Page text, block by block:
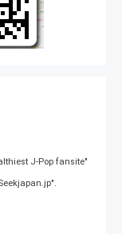
J-Pop fansite"